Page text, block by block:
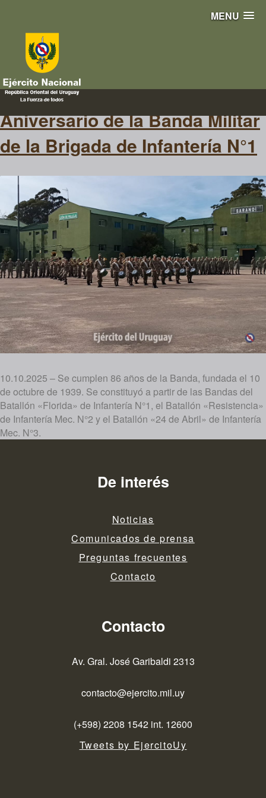
MENU
86° aniversario
Aniversario de la Banda Militar
de la Brigada de Infantería N°1
10.10.2025 – Se cumplen 86 años de la Banda, fundada el 10
de octubre de 1939. Se constituyó a partir de las Bandas del
Batallón «Florida» de Infantería N°1, el Batallón «Resistencia»
de Infantería Mec. N°2 y el Batallón «24 de Abril» de Infantería
Mec. N°3.
De interés
Noticias
Comunicados de prensa
Preguntas frecuentes
Contacto
Contacto
Av. Gral. José Garibaldi 2313
contacto@ejercito.mil.uy
(+598) 2208 1542 int. 12600
Tweets by EjercitoUy